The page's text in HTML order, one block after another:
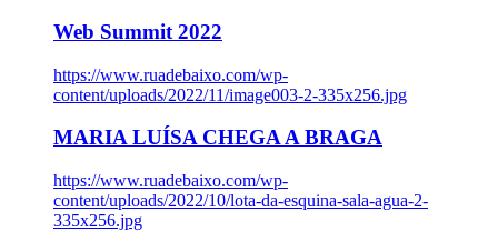
Web Summit 2022
https://www.ruadebaixo.com/wp-
content/uploads/2022/11/image003-2-335x256.jpg
MARIA LUÍSA CHEGA A BRAGA
https://www.ruadebaixo.com/wp-
content/uploads/2022/10/lota-da-esquina-sala-agua-2-
335x256.jpg